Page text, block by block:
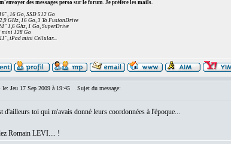
des messages perso sur le forum. Je préfère les mails.
16 Go, SSD 512 Go
GHz, 16 Go, 3 To FusionDrive
1,6 Ghz, 1 Go, SuperDrive
mini 128 Go
iPad mini Cellular...
Jeu 17 Sep 2009 à 19:45 Sujet du message:
d'ailleurs toi qui m'avais donné leurs coordonnées à l'époque...
Romain LEVI.... !